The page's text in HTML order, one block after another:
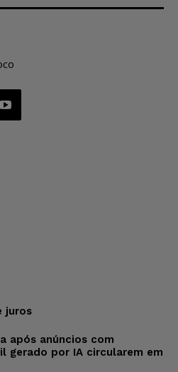
juros
após anúncios com
gerado por IA circularem em